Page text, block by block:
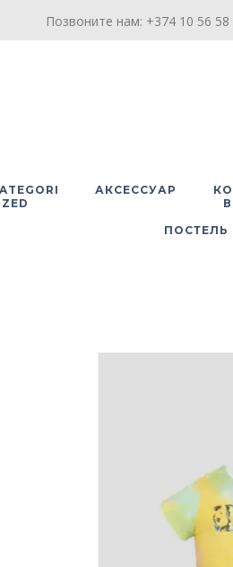
Позвоните нам: +374 10 56
ZED
АКСЕССУАР
ПОСТЕЛЬ